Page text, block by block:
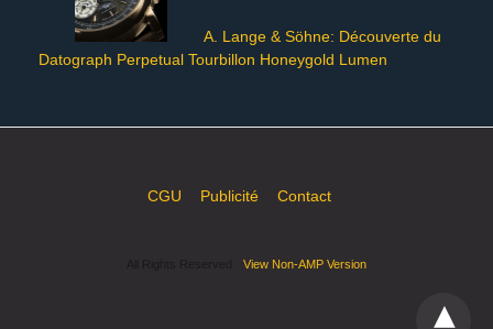
A. Lange & Söhne: Découverte du
Datograph Perpetual Tourbillon Honeygold Lumen
CGU Publicité Contact
View Non-AMP Version